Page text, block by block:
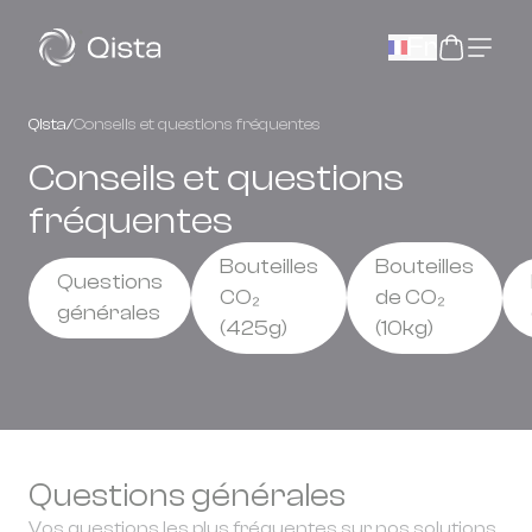
Qista/Conseils et questions fréquentes
Conseils et questions
fréquentes
Questions
générales
Bouteilles
CO₂
(425g)
Bouteilles
de CO₂
(10kg)
Questions générales